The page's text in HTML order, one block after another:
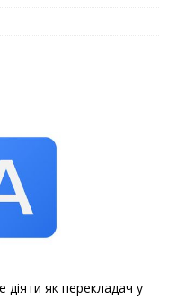
як перекладач у